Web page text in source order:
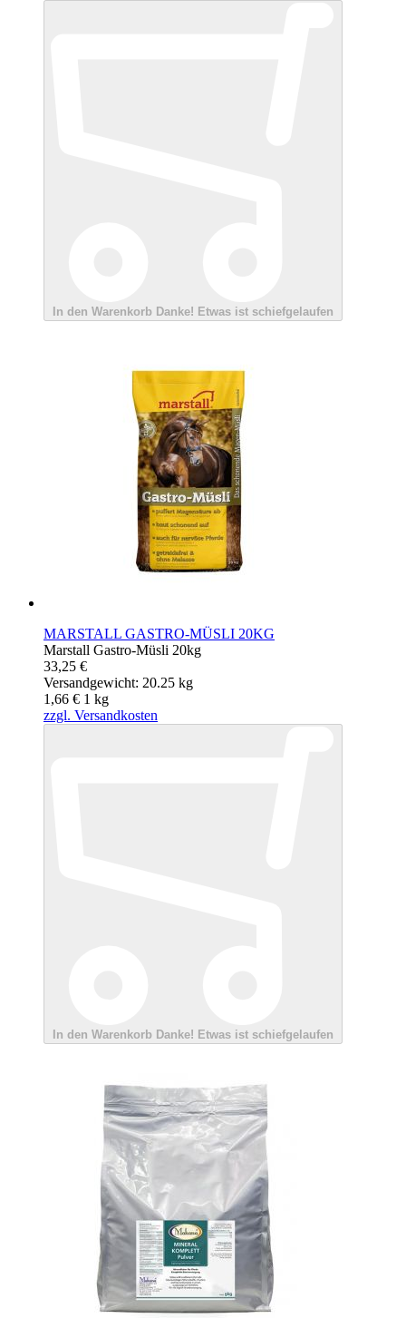
In den Warenkorb Danke! Etwas ist schiefgelaufen
MARSTALL GASTRO-MÜSLI 20KG
Marstall Gastro-Müsli 20kg
33,25 €
Versandgewicht: 20.25 kg
1,66 € 1 kg
zzgl. Versandkosten
In den Warenkorb Danke! Etwas ist schiefgelaufen